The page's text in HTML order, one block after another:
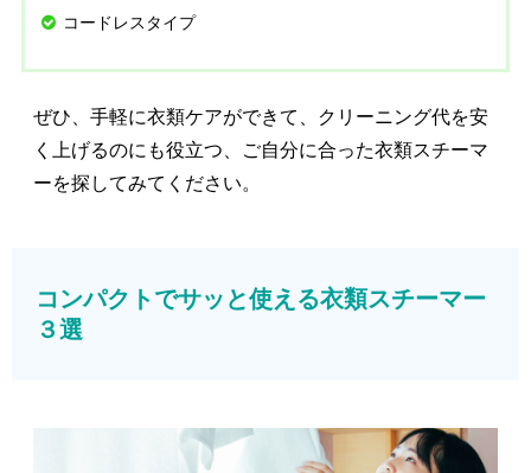
コードレスタイプ
ぜひ、手軽に衣類ケアができて、クリーニング代を安
く上げるのにも役立つ、ご自分に合った衣類スチーマ
ーを探してみてください。
コンパクトでサッと使える衣類スチーマー
３選